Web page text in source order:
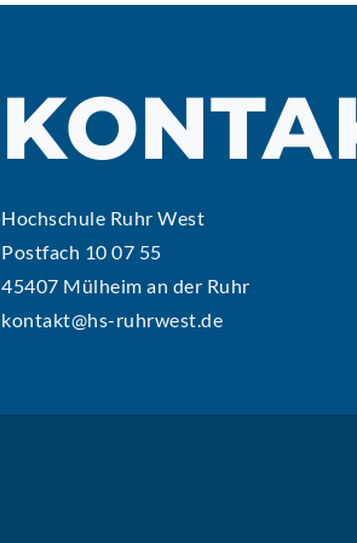
Hochschule Ruhr West
Postfach 10 07 55
45407 Mülheim an der Ruhr
kontakt@hs-ruhrwest.de